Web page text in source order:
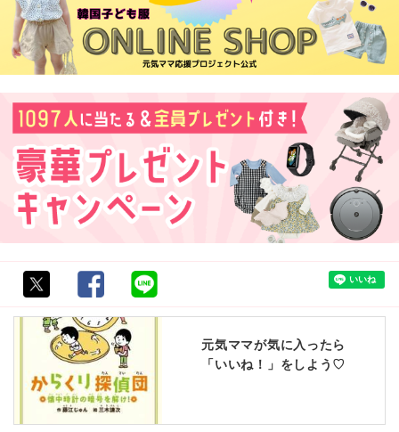
元気ママが気に入ったら
「いいね！」をしよう♡